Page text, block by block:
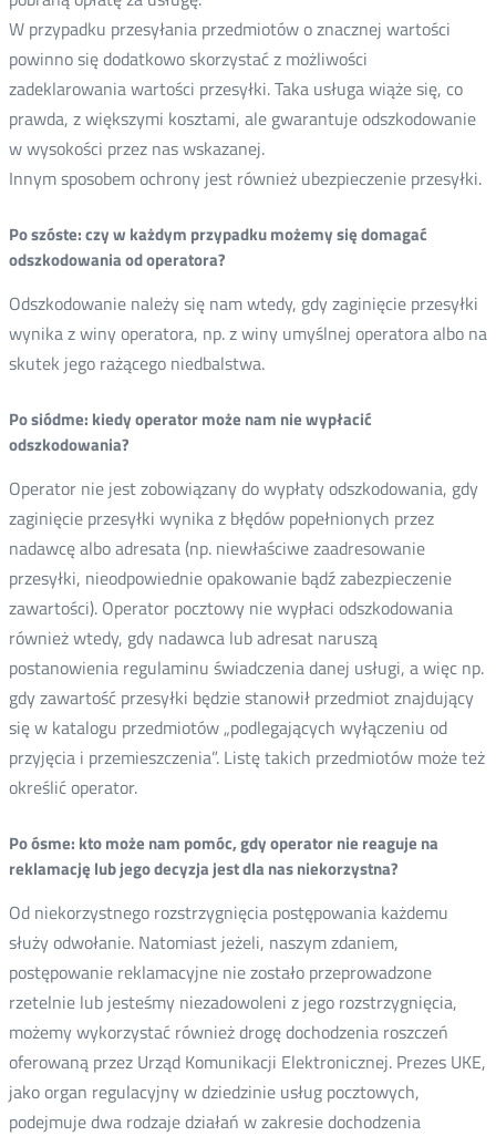
W przypadku przesyłania przedmiotów o znacznej wartości
powinno się dodatkowo skorzystać z możliwości
zadeklarowania wartości przesyłki. Taka usługa wiąże się, co
prawda, z większymi kosztami, ale gwarantuje odszkodowanie
w wysokości przez nas wskazanej.
Innym sposobem ochrony jest również ubezpieczenie przesyłki.
Po szóste: czy w każdym przypadku możemy się domagać
odszkodowania od operatora?
Odszkodowanie należy się nam wtedy, gdy zaginięcie przesyłki
wynika z winy operatora, np. z winy umyślnej operatora albo na
skutek jego rażącego niedbalstwa.
Po siódme: kiedy operator może nam nie wypłacić
odszkodowania?
Operator nie jest zobowiązany do wypłaty odszkodowania, gdy
zaginięcie przesyłki wynika z błędów popełnionych przez
nadawcę albo adresata (np. niewłaściwe zaadresowanie
przesyłki, nieodpowiednie opakowanie bądź zabezpieczenie
zawartości). Operator pocztowy nie wypłaci odszkodowania
również wtedy, gdy nadawca lub adresat naruszą
postanowienia regulaminu świadczenia danej usługi, a więc np.
gdy zawartość przesyłki będzie stanowił przedmiot znajdujący
się w katalogu przedmiotów „podlegających wyłączeniu od
przyjęcia i przemieszczenia”. Listę takich przedmiotów może też
określić operator.
Po ósme: kto może nam pomóc, gdy operator nie reaguje na
reklamację lub jego decyzja jest dla nas niekorzystna?
Od niekorzystnego rozstrzygnięcia postępowania każdemu
służy odwołanie. Natomiast jeżeli, naszym zdaniem,
postępowanie reklamacyjne nie zostało przeprowadzone
rzetelnie lub jesteśmy niezadowoleni z jego rozstrzygnięcia,
możemy wykorzystać również drogę dochodzenia roszczeń
oferowaną przez Urząd Komunikacji Elektronicznej. Prezes UKE,
jako organ regulacyjny w dziedzinie usług pocztowych,
podejmuje dwa rodzaje działań w zakresie dochodzenia